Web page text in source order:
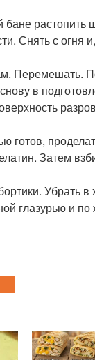
растопить
Снять с огня
Перемешать.
в
готов,
Затем
Убрать
глазурью и